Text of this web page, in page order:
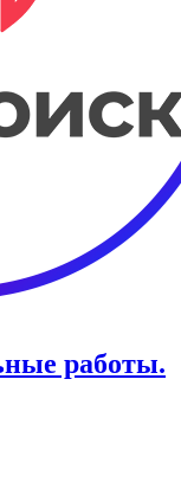
работы.